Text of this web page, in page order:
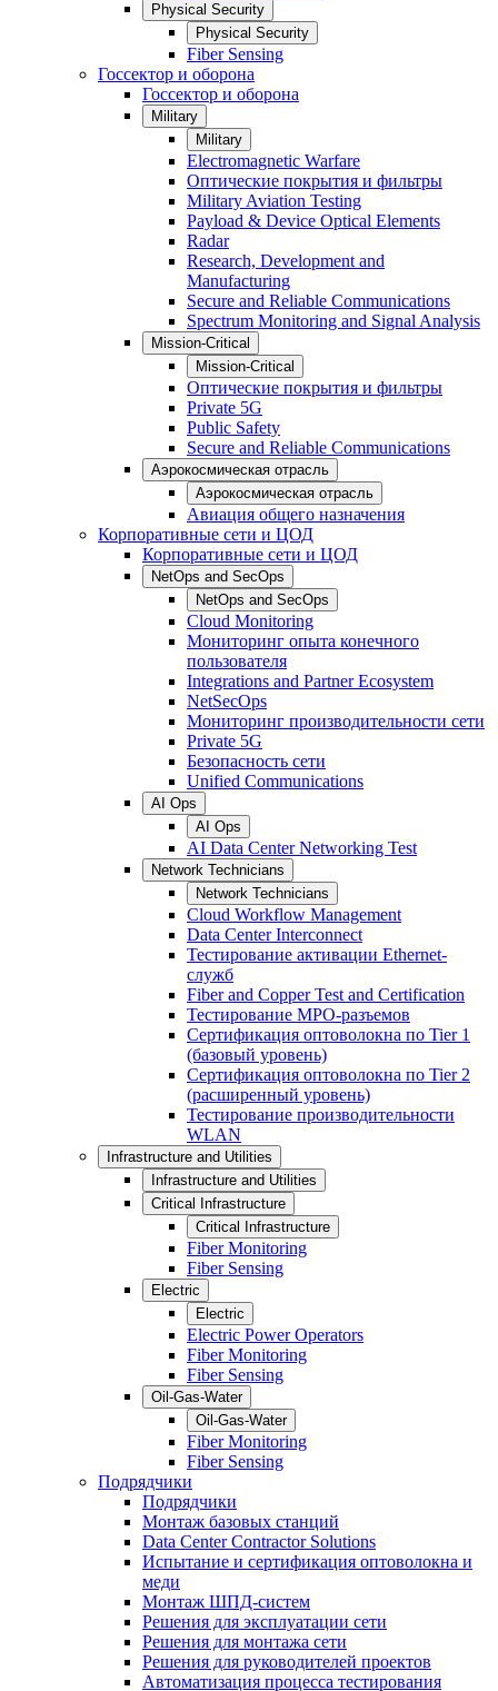
Physical Security
Physical Security
Fiber Sensing
Госсектор и оборона
Госсектор и оборона
Military
Military
Electromagnetic Warfare
Оптические покрытия и фильтры
Military Aviation Testing
Payload & Device Optical Elements
Radar
Research, Development and
Manufacturing
Secure and Reliable Communications
Spectrum Monitoring and Signal Analysis
Mission-Critical
Mission-Critical
Оптические покрытия и фильтры
Private 5G
Public Safety
Secure and Reliable Communications
Аэрокосмическая отрасль
Аэрокосмическая отрасль
Авиация общего назначения
Корпоративные сети и ЦОД
Корпоративные сети и ЦОД
NetOps and SecOps
NetOps and SecOps
Cloud Monitoring
Мониторинг опыта конечного
пользователя
Integrations and Partner Ecosystem
NetSecOps
Мониторинг производительности сети
Private 5G
Безопасность сети
Unified Communications
AI Ops
AI Ops
AI Data Center Networking Test
Network Technicians
Network Technicians
Cloud Workflow Management
Data Center Interconnect
Тестирование активации Ethernet-
служб
Fiber and Copper Test and Certification
Тестирование МРО-разъемов
Сертификация оптоволокна по Tier 1
(базовый уровень)
Сертификация оптоволокна по Tier 2
(расширенный уровень)
Тестирование производительности
WLAN
Infrastructure and Utilities
Infrastructure and Utilities
Critical Infrastructure
Critical Infrastructure
Fiber Monitoring
Fiber Sensing
Electric
Electric
Electric Power Operators
Fiber Monitoring
Fiber Sensing
Oil-Gas-Water
Oil-Gas-Water
Fiber Monitoring
Fiber Sensing
Подрядчики
Подрядчики
Монтаж базовых станций
Data Center Contractor Solutions
Испытание и сертификация оптоволокна и
меди
Монтаж ШПД-систем
Решения для эксплуатации сети
Решения для монтажа сети
Решения для руководителей проектов
Автоматизация процесса тестирования